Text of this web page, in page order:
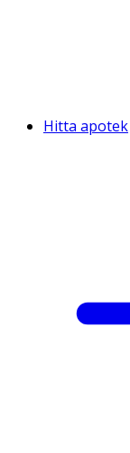
Hitta apotek